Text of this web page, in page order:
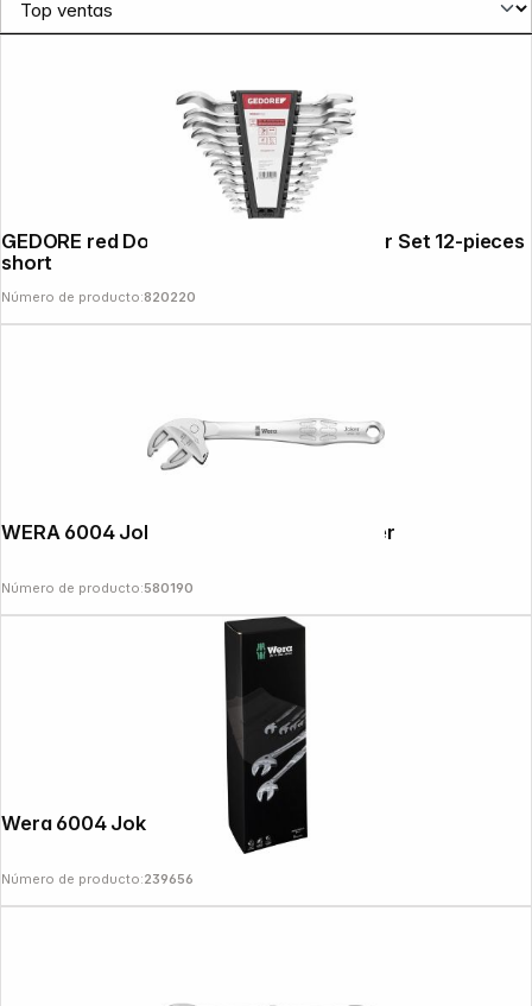
GEDORE red Double open-ended Spanner Set 12-pieces
short
Número de producto:820220
WERA 6004 Joker M self-setting Spanner
Número de producto:580190
Wera 6004 Joker 6 Set 1 Wrench Set
Número de producto:239656